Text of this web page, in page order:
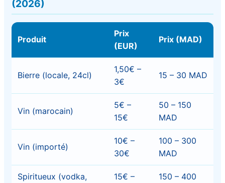
(2026)
Produit
Prix
(EUR)
Prix (MAD)
Bierre (locale, 24cl)
1,50€ –
3€
15 – 30 MAD
Vin (marocain)
5€ –
15€
50 – 150
MAD
Vin (importé)
10€ –
30€
100 – 300
MAD
Spiritueux (vodka, 15€ – 150 – 400